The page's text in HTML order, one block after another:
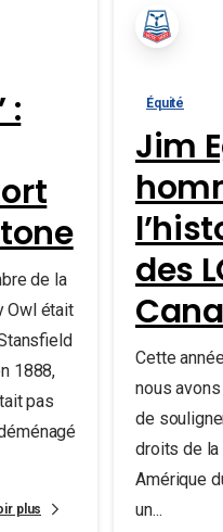
:
de la
Owl était
1888,
pas
plus
Équité
Jim
des
Cette
nous
de
droits de la
Amérique
un...